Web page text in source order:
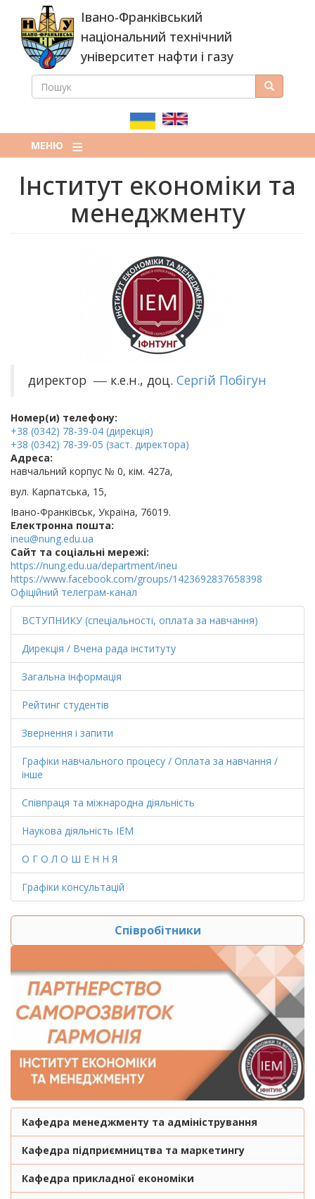
основного
вмісту
Івано-Франківський
національний технічний
університет нафти і газу
ПОШУКОВА
ПОШУК Пошук
МЕНЮ
Інститут економіки та
менеджменту
директор— к.е.н., доц. Сергій Побігун
Номер(и) телефону:
+38 (0342) 78-39-04 (дирекція)
+38 (0342) 78-39-05 (заст. директора)
Адреса:
навчальний корпус № 0, кім. 427а,
вул. Карпатська, 15,
Івано-Франківськ, Україна, 76019.
Електронна пошта:
ineu@nung.edu.ua
Cайт та соціальні мережі:
https://nung.edu.ua/department/ineu
https://www.facebook.com/groups/1423692837658398
Офіційний телеграм-канал
ВСТУПНИКУ (спеціальності, оплата за навчання)
Дирекція / Вчена рада інституту
Загальна інформація
Рейтинг студентів
Звернення і запити
Графіки навчального процесу / Оплата за навчання /
інше
Співпраця та міжнародна діяльність
Наукова діяльність ІЕМ
О Г О Л О Ш Е Н Н Я
Графіки консультацій
Співробітники
Кафедра менеджменту та адміністрування
Кафедра підприємництва та маркетингу
Кафедра прикладної економіки